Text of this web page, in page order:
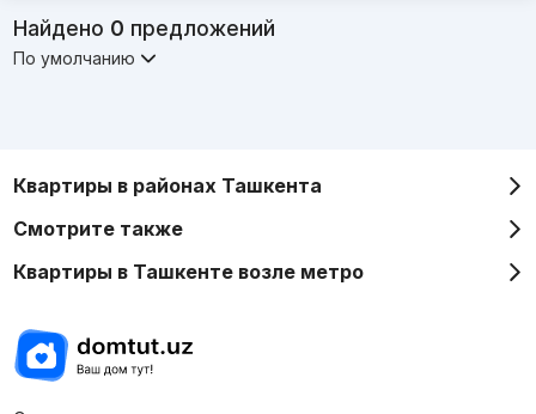
Найдено 0 предложений
По умолчанию
Квартиры в районах Ташкента
Смотрите также
Квартиры в Ташкенте возле метро